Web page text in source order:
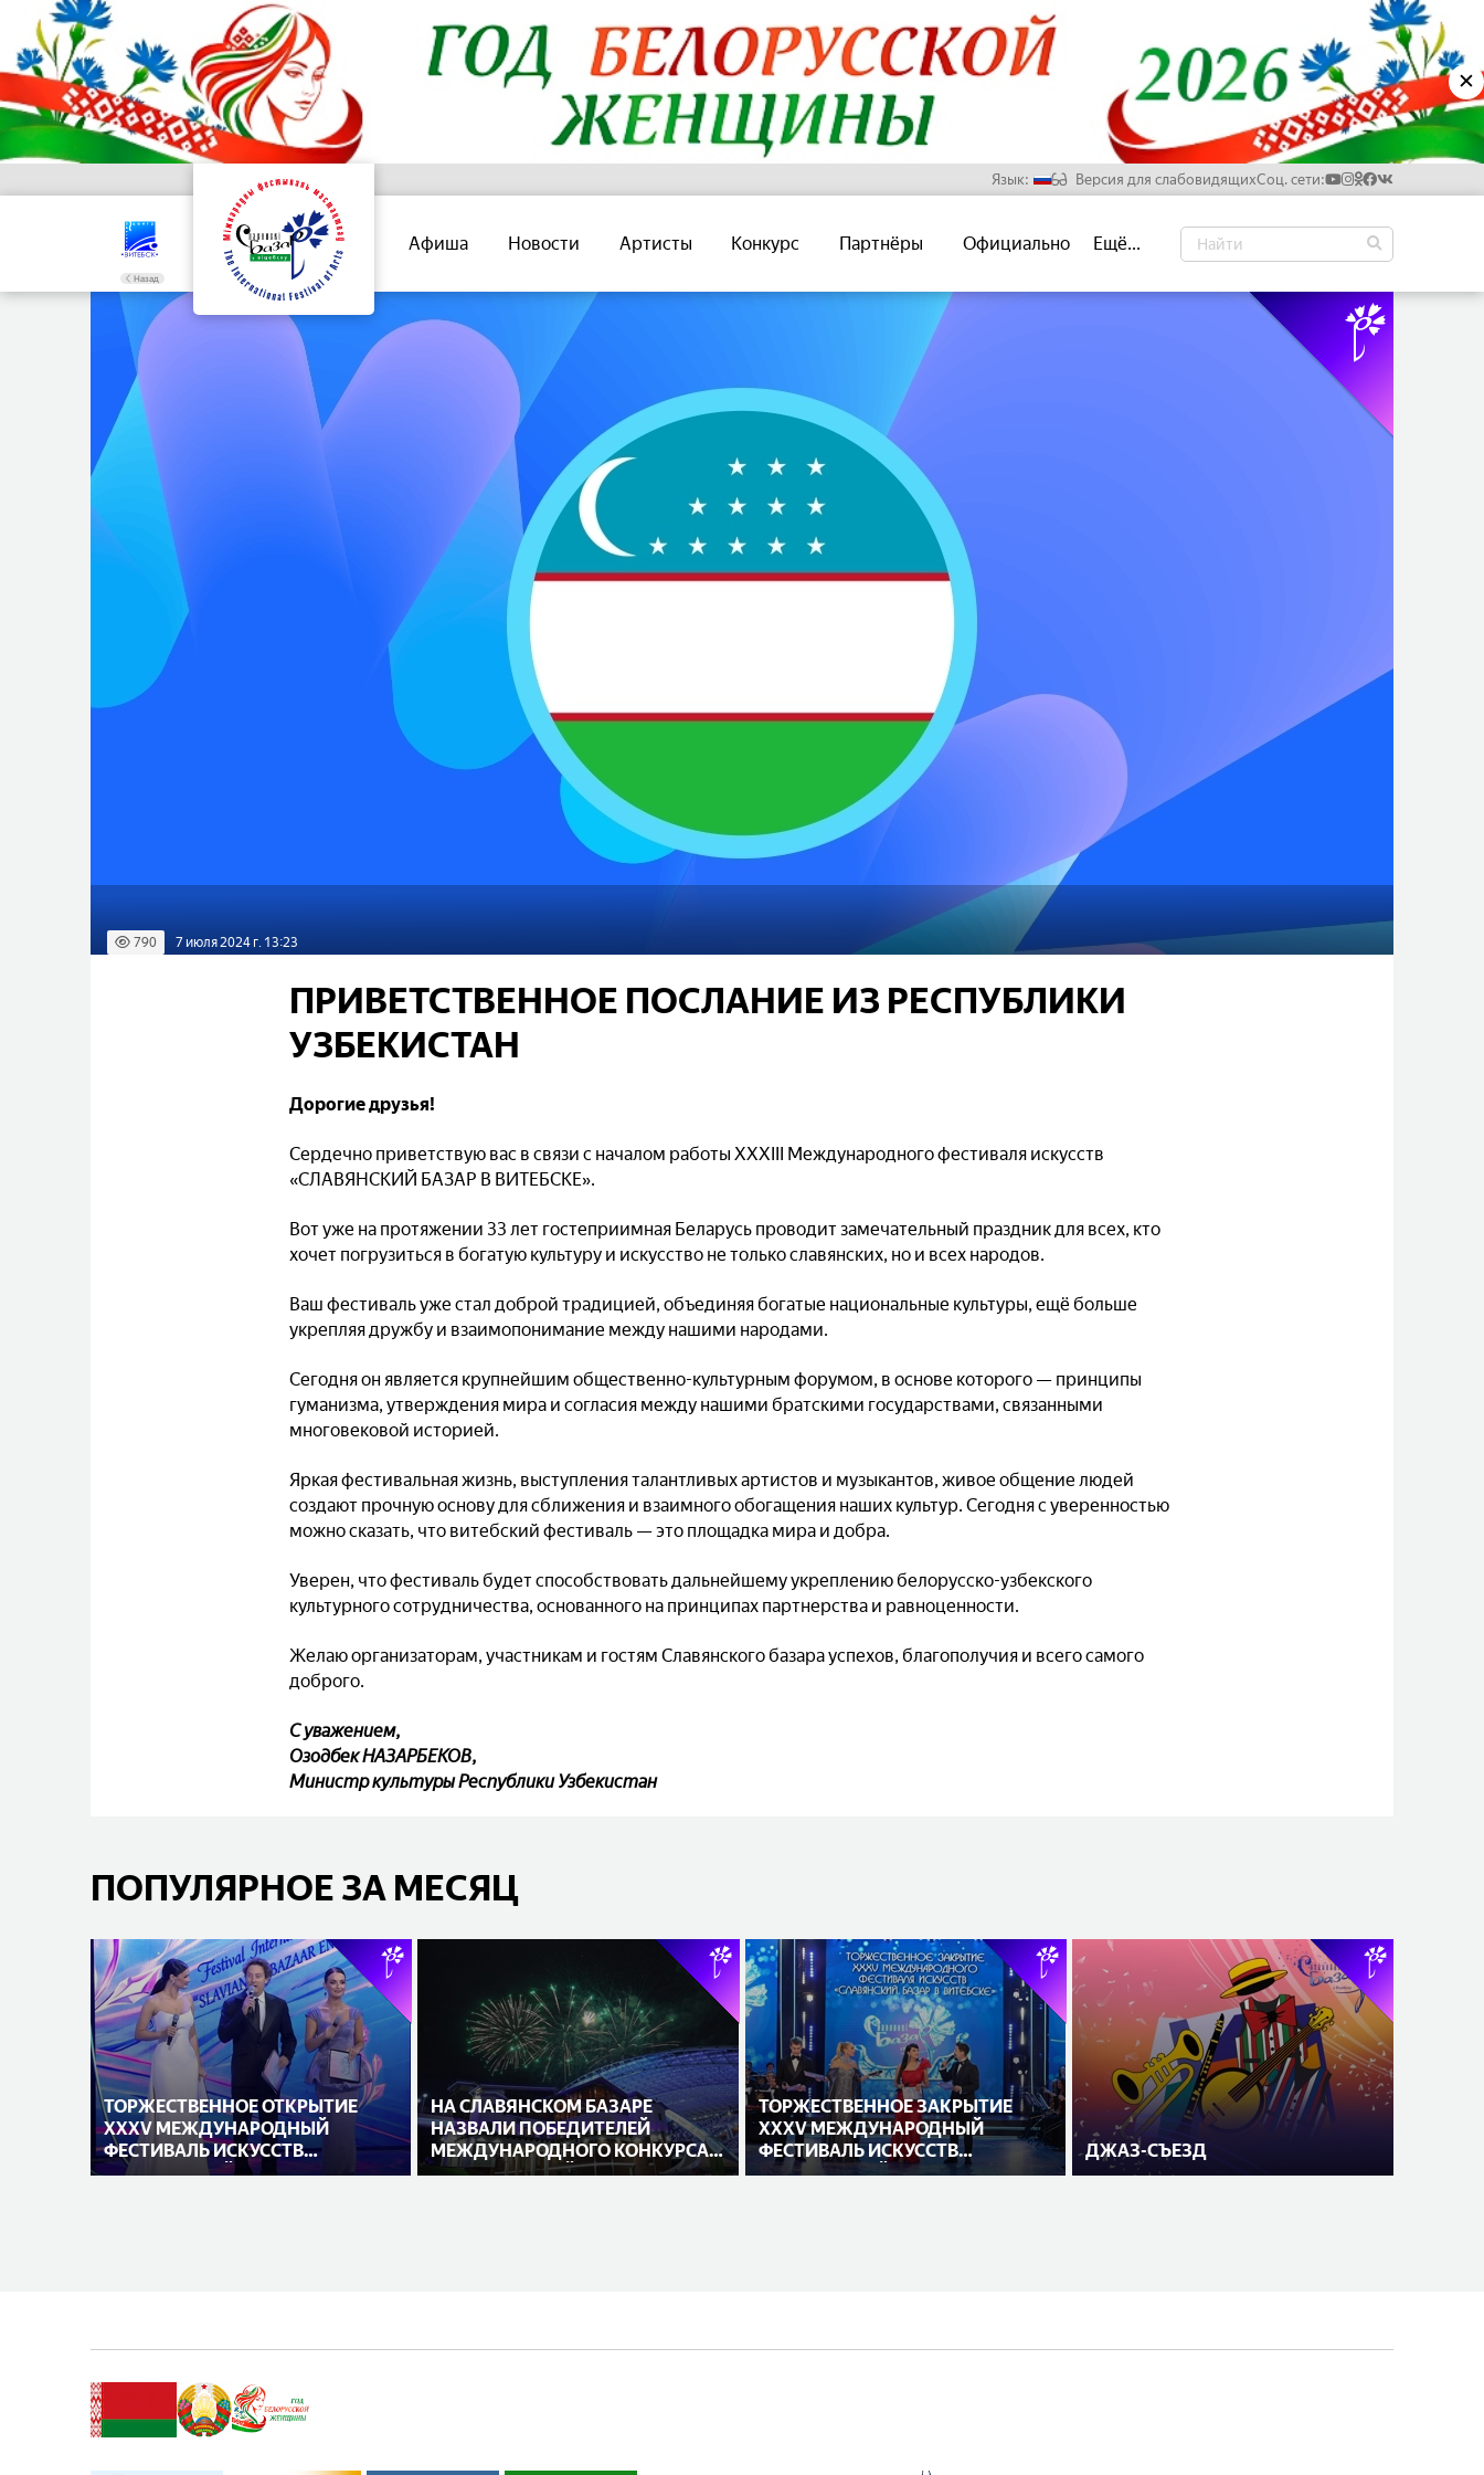
✕
Язык: Версия для слабовидящихСоц. сети:
Назад
Афиша Новости Артисты Конкурс Партнёры Официально Ещё...
790 7 июля 2024 г. 13:23
ПРИВЕТСТВЕННОЕ ПОСЛАНИЕ ИЗ РЕСПУБЛИКИ
УЗБЕКИСТАН
Дорогие друзья!
Сердечно приветствую вас в связи с началом работы XXXIII Международного фестиваля искусств
«СЛАВЯНСКИЙ БАЗАР В ВИТЕБСКЕ».
Вот уже на протяжении 33 лет гостеприимная Беларусь проводит замечательный праздник для всех, кто
хочет погрузиться в богатую культуру и искусство не только славянских, но и всех народов.
Ваш фестиваль уже стал доброй традицией, объединяя богатые национальные культуры, ещё больше
укрепляя дружбу и взаимопонимание между нашими народами.
Сегодня он является крупнейшим общественно-культурным форумом, в основе которого — принципы
гуманизма, утверждения мира и согласия между нашими братскими государствами, связанными
многовековой историей.
Яркая фестивальная жизнь, выступления талантливых артистов и музыкантов, живое общение людей
создают прочную основу для сближения и взаимного обогащения наших культур. Сегодня с уверенностью
можно сказать, что витебский фестиваль — это площадка мира и добра.
Уверен, что фестиваль будет способствовать дальнейшему укреплению белорусско-узбекского
культурного сотрудничества, основанного на принципах партнерства и равноценности.
Желаю организаторам, участникам и гостям Славянского базара успехов, благополучия и всего самого
доброго.
С уважением,
Озодбек НАЗАРБЕКОВ,
Министр культуры Республики Узбекистан
ПОПУЛЯРНОЕ ЗА МЕСЯЦ
ТОРЖЕСТВЕННОЕ ОТКРЫТИЕ
XXXV МЕЖДУНАРОДНЫЙ
ФЕСТИВАЛЬ ИСКУССТВ
«СЛАВЯНСКИЙ БАЗАР В
НА СЛАВЯНСКОМ БАЗАРЕ
НАЗВАЛИ ПОБЕДИТЕЛЕЙ
МЕЖДУНАРОДНОГО КОНКУРСА
ИСПОЛНИТЕЛЕЙ
ТОРЖЕСТВЕННОЕ ЗАКРЫТИЕ
XXXV МЕЖДУНАРОДНЫЙ
ФЕСТИВАЛЬ ИСКУССТВ
«СЛАВЯНСКИЙ БАЗАР В
ДЖАЗ-СЪЕЗД